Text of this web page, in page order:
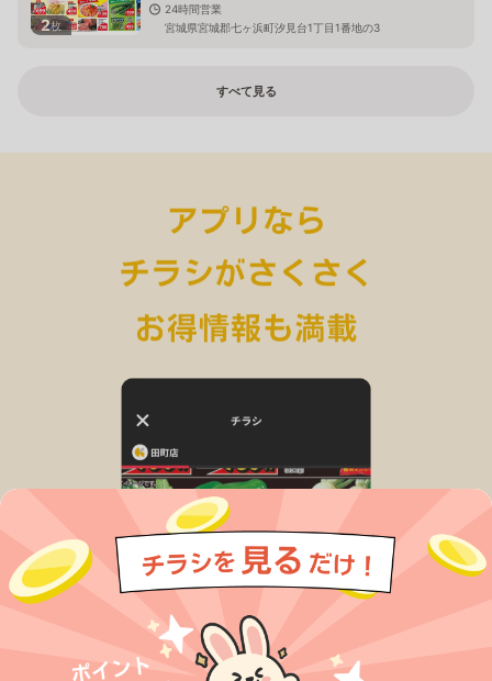
2枚
24時間営業
宮城県宮城郡七ヶ浜町汐見台1丁目1番地の3
すべて見る